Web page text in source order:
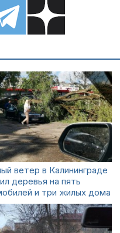
ветер в Калининграде
деревья на пять
и три жилых дома